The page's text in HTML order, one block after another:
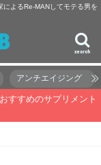
よるRe-MANしてモテる男を
search
アンチエイジング
すすめのサプリメント